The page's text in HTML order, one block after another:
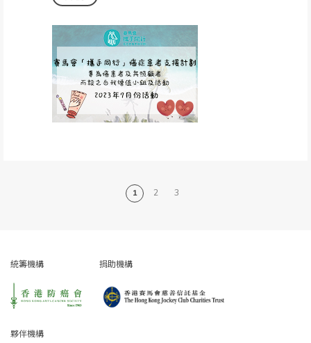
1 2 3
統籌機構 捐助機構
夥伴機構